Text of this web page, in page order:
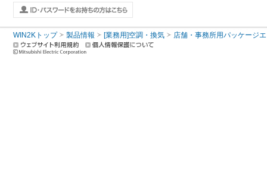
WIN2Kトップ 製品情報 [業務用]空調・換気 店舗・事務所用パッケージ